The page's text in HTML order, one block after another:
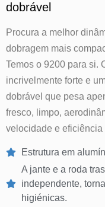
dobrável
Procura a melhor
dobragem mais
Temos o 9200 para si.
incrivelmente forte e
dobrável que pesa
fresco, limpo,
velocidade e eficiência
Estrutura em
A jante e a roda
independente,
higiénicas.